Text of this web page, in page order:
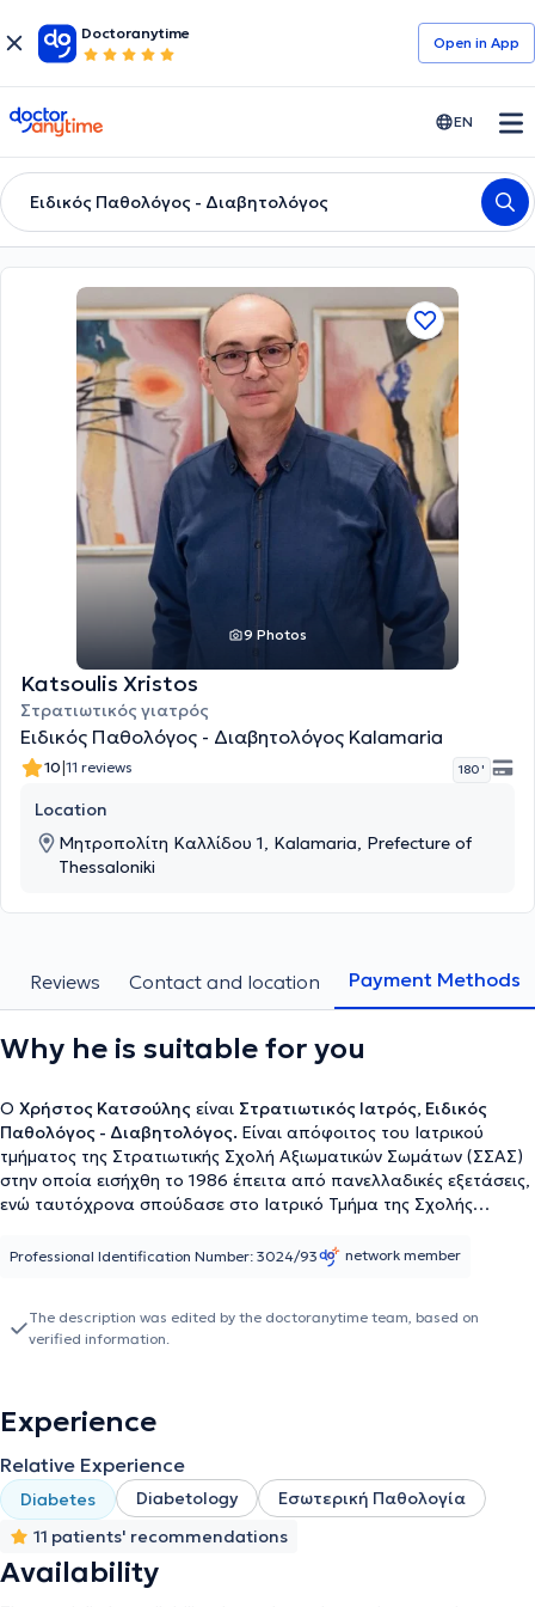
Doctoranytime
Open in Αpp
doctoranytime EN
Ειδικός Παθολόγος - Διαβητολόγος
9 Photos
Katsoulis Xristos
Στρατιωτικός γιατρός
Ειδικός Παθολόγος - Διαβητολόγος Kalamaria
10|11 reviews 180 '
Location
Μητροπολίτη Καλλίδου 1, Kalamaria, Prefecture of
Thessaloniki
Reviews Contact and location Payment Methods
Why he is suitable for you
Ο Χρήστος Κατσούλης είναι Στρατιωτικός Ιατρός, Ειδικός
Παθολόγος - Διαβητολόγος. Είναι απόφοιτος του Ιατρικού
τμήματος της Στρατιωτικής Σχολή Αξιωματικών Σωμάτων (ΣΣΑΣ)
στην οποία εισήχθη το 1986 έπειτα από πανελλαδικές εξετάσεις,
ενώ ταυτόχρονα σπούδασε στο Ιατρικό Τμήμα της Σχολής
Θεσσαλονίκης από όπου και έλαβε το πτυχίο του το 1992,
επιλέχθηκε κατόπιν εξετάσεων που διοργάνωσε η Διεύθυνση
Υγειονομικού για να λάβει την ειδικότητα της Εσωτερικής
Παθολογική Κλινική του 424 Γενικού Στρατιωτικού Νοσοκομείου
Εκπαιδεύσεως και στη συνέχεια στην Α’ Παθολογική Κλινική του
Νομαρχιακού Γενικού Νοσοκομείου Θεσσαλονίκης "Άγιος
Δημήτριος", με εκπαίδευση και στη Μονάδα Περιτοναϊκής
Κάθαρσης. Ταυτόχρονα συμμετείχε στο υπερτασιολογικό
ιατρείο, λαμβάνοντας στο τελευταίο έτος τρίμηνες εκπαιδεύσεις
στην Καρδιολογία και την Εντατική Θεραπεία. Πέτυχε στις
εξετάσεις ειδικότητας Παθολογίας τον Ιούνιο του 2001 και έλαβε
Professional Identification Number: 3024/93 network member
The description was edited by the doctoranytime team, based on
verified information.
Experience
Relative Experience
Diabetes Diabetology
Εσωτερική Παθολογία
11 patients' recommendations
Availability